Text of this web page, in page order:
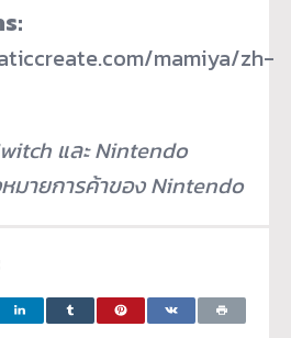
:
mamiya/zh-
และ Nintendo
มายการค้าของ Nintendo